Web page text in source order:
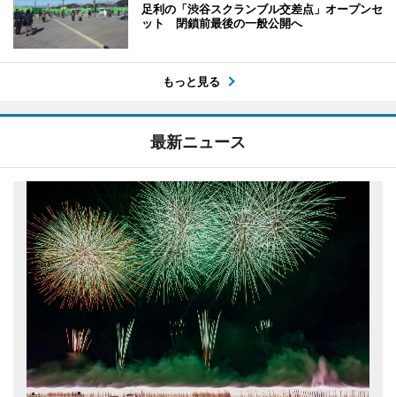
足利の「渋谷スクランブル交差点」オープンセ
ット 閉鎖前最後の一般公開へ
もっと見る
最新ニュース